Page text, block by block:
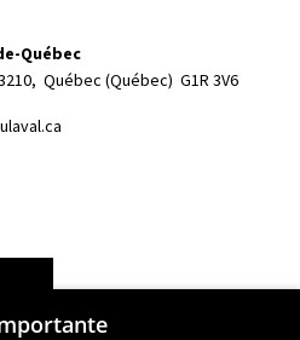
Québec
Québec (Québec)  G1R 3V6